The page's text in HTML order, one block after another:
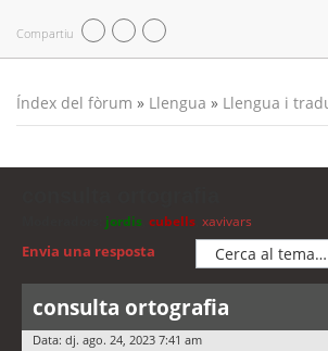
Compartiu
Índex del fòrum » Llengua » Llengua i
jordis cubells xavivars
Envia una resposta
consulta ortografia
Data: dj. ago. 24, 2023 7:41 am